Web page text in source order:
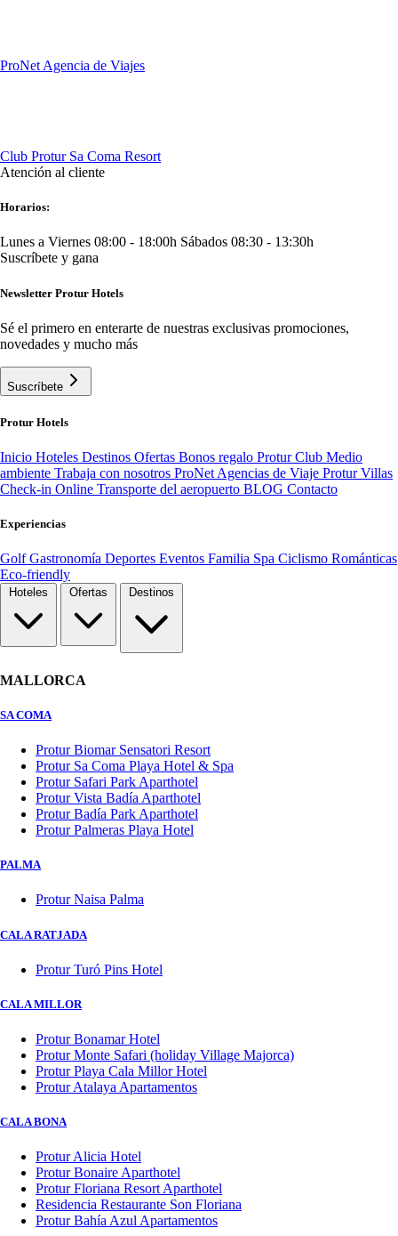
ProNet Agencia de Viajes
Club Protur Sa Coma Resort
Atención al cliente
Horarios:
Lunes a Viernes 08:00 - 18:00h Sábados 08:30 - 13:30h
Suscríbete y gana
Newsletter Protur Hotels
Sé el primero en enterarte de nuestras exclusivas promociones,
novedades y mucho más
Suscríbete
Protur Hotels
Inicio Hoteles Destinos Ofertas Bonos regalo Protur Club Medio
ambiente Trabaja con nosotros ProNet Agencias de Viaje Protur Villas
Check-in Online Transporte del aeropuerto BLOG Contacto
Experiencias
GolfGastronomía Deportes Eventos Familia Spa Ciclismo Románticas
Eco-friendly
MALLORCA
SA COMA
Protur Biomar Sensatori Resort
Protur Sa Coma Playa Hotel & Spa
Protur Safari Park Aparthotel
Protur Vista Badía Aparthotel
Protur Badía Park Aparthotel
Protur Palmeras Playa Hotel
PALMA
Protur Naisa Palma
CALA RATJADA
Protur Turó Pins Hotel
CALA MILLOR
Protur Bonamar Hotel
Protur Monte Safari (holiday Village Majorca)
Protur Playa Cala Millor Hotel
Protur Atalaya Apartamentos
CALA BONA
Protur Alicia Hotel
Protur Bonaire Aparthotel
Protur Floriana Resort Aparthotel
Residencia Restaurante Son Floriana
Protur Bahía Azul Apartamentos